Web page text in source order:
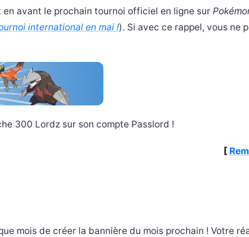
avant le prochain tournoi officiel en ligne sur
international en mai !). Si avec ce rappel, vous ne
300 Lordz sur son compte Passlord !
[
mois de créer la bannière du mois prochain ! Votre